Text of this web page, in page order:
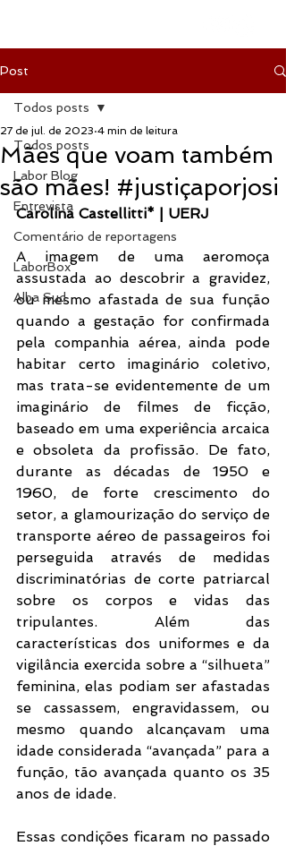
Post
Todos posts
Labor Blog
Entrevista
Comentário de reportagens
LaborBox
Alba Sud
Todos posts
Mães que voam também
são mães! #justiçaporjosi
27 de jul. de 2023 4 min de leitura
Carolina Castellitti* | UERJ
A imagem de uma aeromoça
assustada ao descobrir a gravidez,
ou mesmo afastada de sua função
quando a gestação for confirmada
pela companhia aérea, ainda pode
habitar certo imaginário coletivo,
mas trata-se evidentemente de um
imaginário de filmes de ficção,
baseado em uma experiência arcaica
e obsoleta da profissão. De fato,
durante as décadas de 1950 e
1960, de forte crescimento do
setor, a glamourização do serviço de
transporte aéreo de passageiros foi
perseguida através de medidas
discriminatórias de corte patriarcal
sobre os corpos e vidas das
tripulantes. Além das
características dos uniformes e da
vigilância exercida sobre a “silhueta”
feminina, elas podiam ser afastadas
se cassassem, engravidassem, ou
mesmo quando alcançavam uma
idade considerada “avançada” para a
função, tão avançada quanto os 35
anos de idade.
Essas condições ficaram no passado